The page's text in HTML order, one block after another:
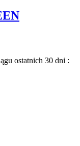
ostatnich 30 dni :